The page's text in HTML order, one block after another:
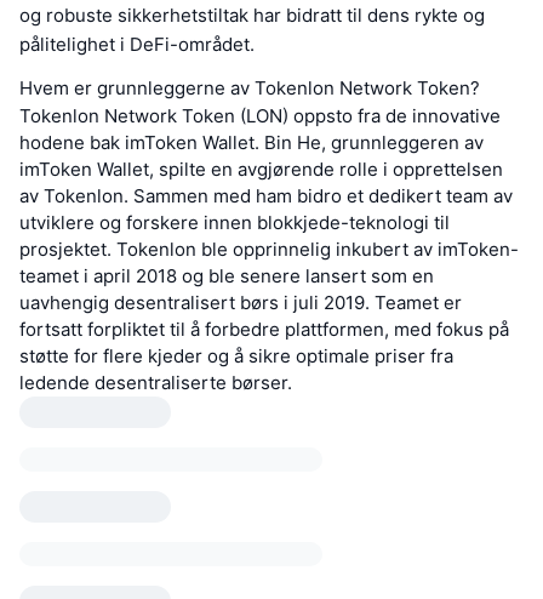
og robuste sikkerhetstiltak har bidratt til dens rykte og
pålitelighet i DeFi-området.
Hvem er grunnleggerne av Tokenlon Network Token?
Tokenlon Network Token (LON) oppsto fra de innovative
hodene bak imToken Wallet. Bin He, grunnleggeren av
imToken Wallet, spilte en avgjørende rolle i opprettelsen
av Tokenlon. Sammen med ham bidro et dedikert team av
utviklere og forskere innen blokkjede-teknologi til
prosjektet. Tokenlon ble opprinnelig inkubert av imToken-
teamet i april 2018 og ble senere lansert som en
uavhengig desentralisert børs i juli 2019. Teamet er
fortsatt forpliktet til å forbedre plattformen, med fokus på
støtte for flere kjeder og å sikre optimale priser fra
ledende desentraliserte børser.